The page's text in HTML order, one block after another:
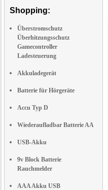
Shopping:
Überstromschutz
Überhitzungsschutz
Gamecontroller
Ladesteuerung
Akkuladegerät
Batterie für Hörgeräte
Accu Typ D
Wiederaufladbar Batterie AA
USB-Akku
9v Block Batterie
Rauchmelder
AAA Akku USB